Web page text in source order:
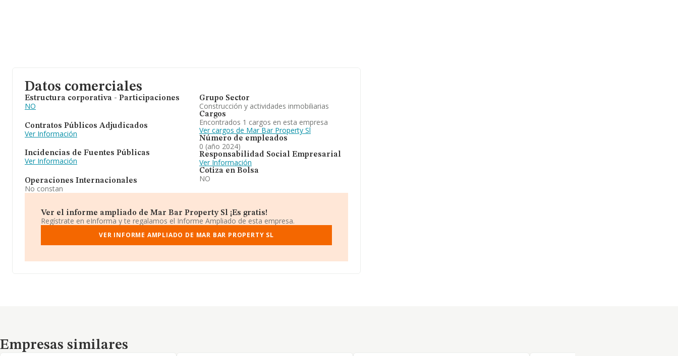
Datos comerciales
Estructura corporativa - Participaciones
NO
Contratos Públicos Adjudicados
Ver Información
Incidencias de Fuentes Públicas
Ver Información
Operaciones Internacionales
No constan
Grupo Sector
Construcción y actividades inmobiliarias
Cargos
Encontrados 1 cargos en esta empresa
Ver cargos de Mar Bar Property Sl
Número de empleados
0 (año 2024)
Responsabilidad Social Empresarial
Ver Información
Cotiza en Bolsa
NO
Ver el informe ampliado de Mar Bar Property Sl ¡Es gratis!
Regístrate en eInforma y te regalamos el Informe Ampliado de esta empresa.
VER INFORME AMPLIADO DE MAR BAR PROPERTY SL
Empresas similares
Empresas similares